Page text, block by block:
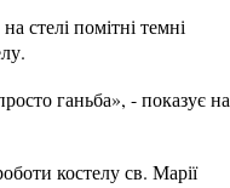
стелі помітні темні
ганьба», - показує на
костелу св. Марії